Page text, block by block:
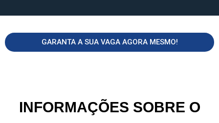
GARANTA A SUA VAGA AGORA MESMO!
INFORMAÇÕES SOBRE O